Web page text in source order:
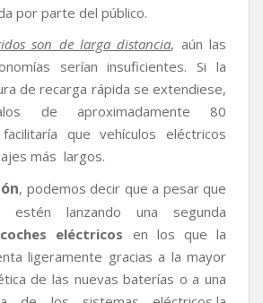
por parte del público.
son de larga distancia, aún las
serían insuficientes. Si la
de recarga rápida se extendiese,
de aproximadamente 80
que vehículos eléctricos
más largos.
, podemos decir que a pesar que
estén lanzando una segunda
coches eléctricos en los que la
ligeramente gracias a la mayor
de las nuevas baterías o a una